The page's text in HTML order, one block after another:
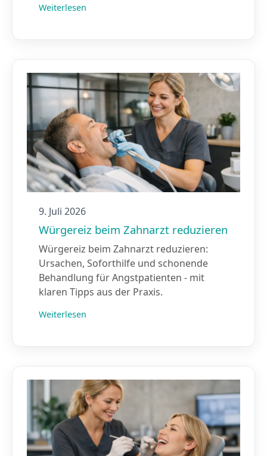
Weiterlesen
9. Juli 2026
Würgereiz beim Zahnarzt reduzieren
Würgereiz beim Zahnarzt reduzieren:
Ursachen, Soforthilfe und schonende
Behandlung für Angstpatienten - mit
klaren Tipps aus der Praxis.
Weiterlesen